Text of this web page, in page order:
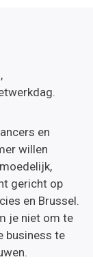
en
willen
gericht op
en Brussel.
je niet om te
business te